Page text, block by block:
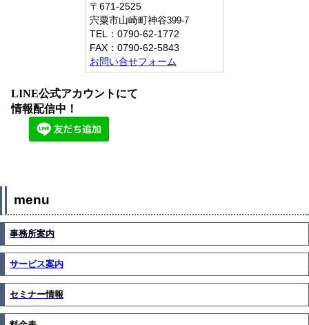
〒671-2525
宍粟市山崎町神谷399-7
TEL： 0790-62-1772
FAX： 0790-62-5843
お問い合せフォーム
LINE公式アカウントにて
情報配信中！
menu
事務所案内
サービス案内
セミナー情報